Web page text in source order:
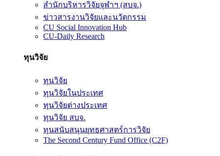
สำนักบริหารวิจัยจุฬาฯ (สบจ.)
ข่าวสารงานวิจัยและนวัตกรรม
CU Social Innovation Hub
CU-Daily Research
ทุนวิจัย
ทุนวิจัย
ทุนวิจัยในประเทศ
ทุนวิจัยต่างประเทศ
ทุนวิจัย สบจ.
ทุนสนับสนุนยุทธศาสตร์การวิจัย
The Second Century Fund Office (C2F)